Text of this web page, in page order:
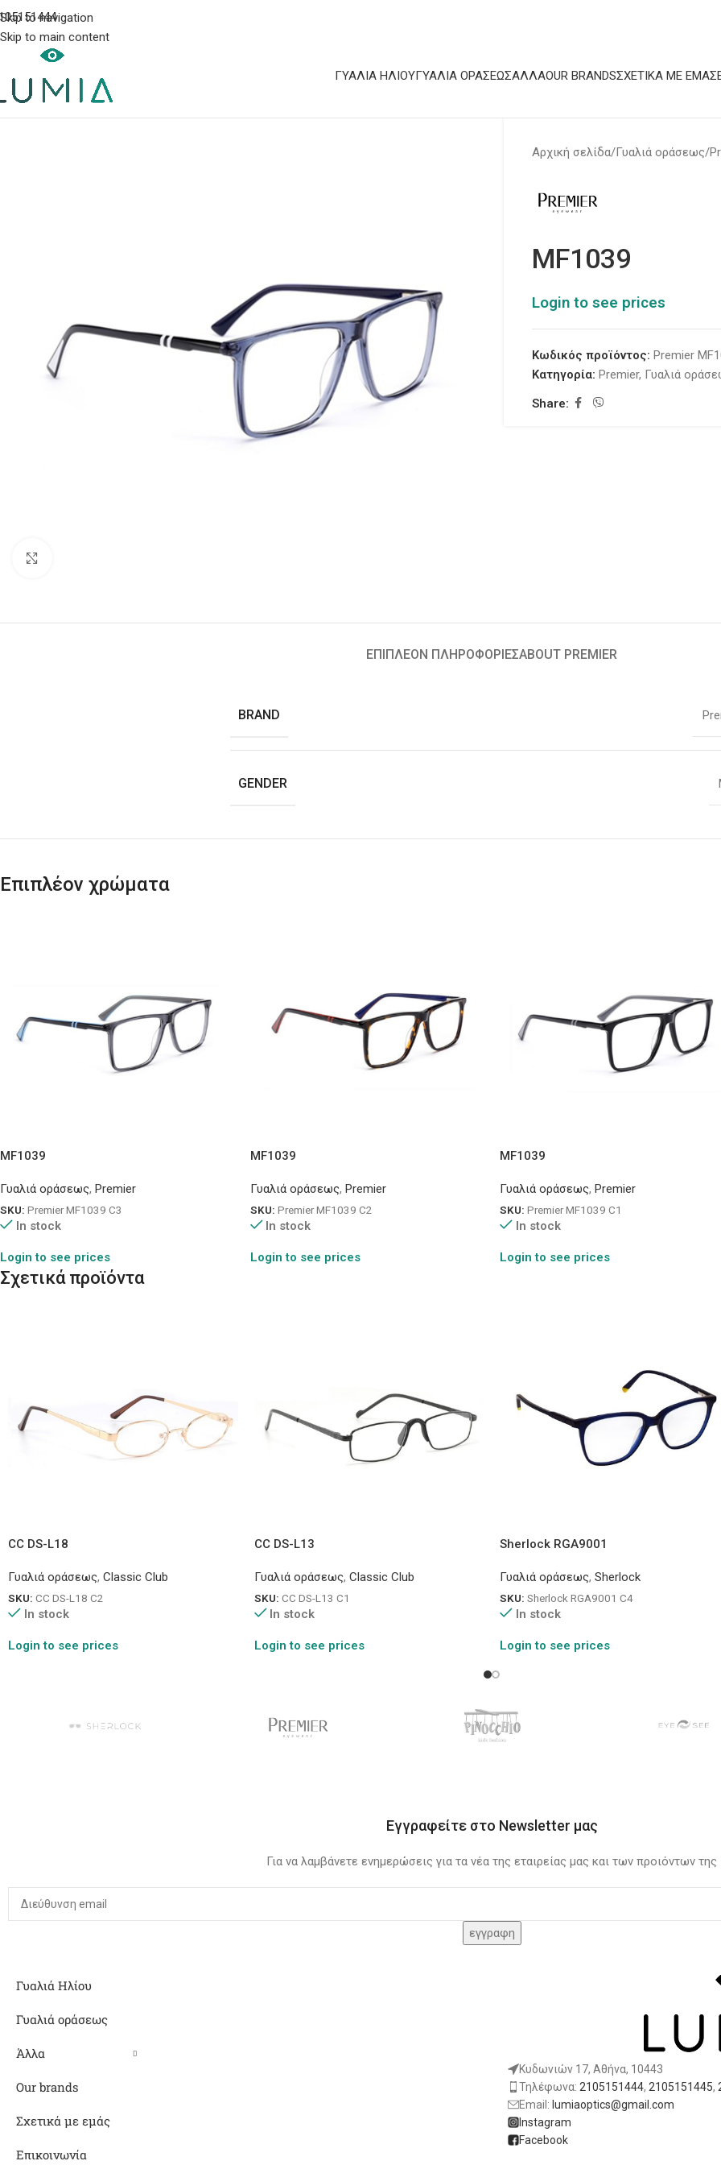
Skip to navigation
Skip to main content
ΓΥΑΛΙΆ ΗΛΊΟΥΓΥΑΛΙΆ ΟΡΆΣΕΩΣΆΛΛΑOUR BRANDSΣΧΕΤΙΚΆ ΜΕ ΕΜΆΣ
Αρχική σελίδα Γυαλιά οράσεως
MF1039
Login to see prices
Κωδικός προϊόντος: Premier
Κατηγορία: Premier, Γυαλιά
Share:
ΕΠΙΠΛΈΟΝ ΠΛΗΡΟΦΟΡΊΕΣABOUT PREMIER
BRAND
GENDER
Επιπλέον χρώματα
MF1039
Γυαλιά οράσεως, Premier
SKU: Premier MF1039 C3
In stock
Login to see prices
MF1039
Γυαλιά οράσεως, Premier
SKU: Premier MF1039 C2
In stock
Login to see prices
MF1039
Γυαλιά οράσεως, Premier
SKU: Premier MF1039 C1
In stock
Login to see prices
Σχετικά προϊόντα
CC DS-L18
Γυαλιά οράσεως, Classic Club
SKU: CC DS-L18 C2
In stock
Login to see prices
CC DS-L13
Γυαλιά οράσεως, Classic Club
SKU: CC DS-L13 C1
In stock
Login to see prices
Sherlock RGA9001
Γυαλιά οράσεως, Sherlock
SKU: Sherlock RGA9001 C4
In stock
Login to see prices
Εγγραφείτε στο Newsletter μας
Για να λαμβάνετε ενημερώσεις για τα νέα της εταιρείας μας και των προιόντων της
Γυαλιά Ηλίου
Γυαλιά οράσεως
Άλλα
Our brands
Σχετικά με εμάς
Επικοινωνία
Κυδωνιών 17, Αθήνα, 10443
Τηλέφωνα: 2105151444, 2105151445,
Email: lumiaoptics@gmail.com
Instagram
Facebook